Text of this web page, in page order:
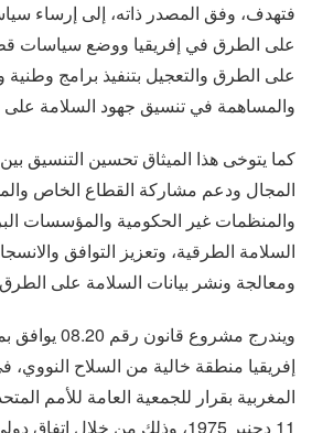
فتهدف، وفق المصدر ذاته، إلى إرساء
على الطرق في إفريقيا ووضع سياسات
على الطرق والتعجيل بتنفيذ برامج وطنية
والمساهمة في تنسيق جهود السلامة على
كما يتوخى هذا الميثاق تحسين التنسيق
المجال ودعم مشاركة القطاع الخاص
والمنظمات غير الحكومية والمؤسسات
السلامة الطرقية، وتعزيز التوافق
ومعالجة ونشر بيانات السلامة على
ويندرج مشروع
إفريقيا منطقة خالية من السلاح النووي،
المغربية بقرار للجمعية العامة للأمم
11 دجنبر 1975، وذلك من خلال